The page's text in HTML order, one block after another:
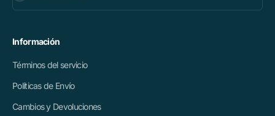
Información
Términos del servicio
Políticas de Envío
Cambios y Devoluciones